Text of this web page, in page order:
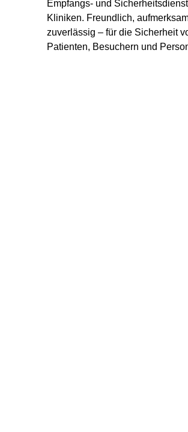
Empfangs- und
Kliniken. Freundlich,
zuverlässig – für die Sicherheit
Patienten, Besuchern und